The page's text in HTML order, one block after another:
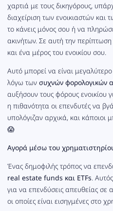
χαρτιά με τους δικηγόρους,
διαχείριση των ενοικιαστών
το κάνεις μόνος σου ή να
ακινήτων. Σε αυτή την
και ένα μέρος του ενοικίου σου.
Αυτό μπορεί να είναι
λόγω των συχνών φορολογικών
αυξήσουν τους φόρους ενοικίου
η πιθανότητα οι επενδυτές να
υπολόγιζαν αρχικά, και κάποιοι
😱
Αγορά μέσω του
Ένας δημοφιλής τρόπος να
real estate funds και ETFs.
για να επενδύσεις απευθείας σε
οι οποίες είναι εισηγμένες στο